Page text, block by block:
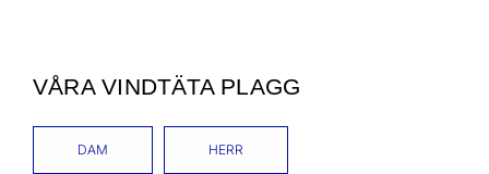
VÅRA VINDTÄTA PLAGG
DAM HERR